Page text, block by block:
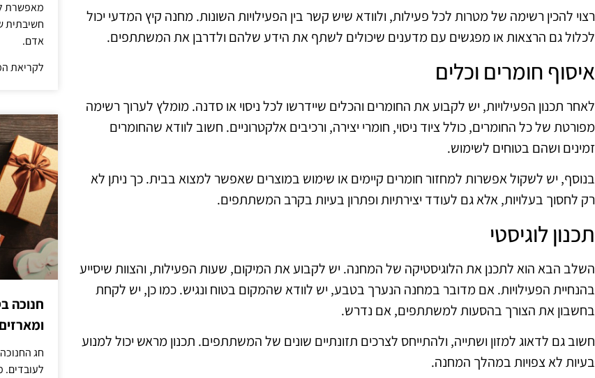
רצוי להכין רשימה של מטרות לכל פעילות, ולוודא שיש קשר בין הפעילויות השונות. מחנה קיץ המדעי יכול
לכלול גם הרצאות או מפגשים עם מדענים שיכולים לשתף את הידע שלהם ולדרבן את המשתתפים.
איסוף חומרים וכלים
לאחר תכנון הפעילויות, יש לקבוע את החומרים והכלים שיידרשו לכל ניסוי או סדנה. מומלץ לערוך רשימה
מפורטת של כל החומרים, כולל ציוד ניסוי, חומרי יצירה, ורכיבים אלקטרוניים. חשוב לוודא שהחומרים
זמינים ושהם בטוחים לשימוש.
בנוסף, יש לשקול אפשרות למחזור חומרים קיימים או שימוש במוצרים שאפשר למצוא בבית. כך ניתן לא
רק לחסוך בעלויות, אלא גם לעודד יצירתיות ופתרון בעיות בקרב המשתתפים.
תכנון לוגיסטי
השלב הבא הוא לתכנן את הלוגיסטיקה של המחנה. יש לקבוע את המיקום, שעות הפעילות, והצוות שיסייע
בהנחיית הפעילויות. אם מדובר במחנה הנערך בטבע, יש לוודא שהמקום בטוח ונגיש. כמו כן, יש לקחת
בחשבון את הצורך בהסעות למשתתפים, אם נדרש.
חשוב גם לדאוג למזון ושתייה, ולהתייחס לצרכים תזונתיים שונים של המשתתפים. תכנון מראש יכול למנוע
בעיות לא צפויות במהלך המחנה.
מאפשרת
חשיבתית
אדם.
לקריאת
חנוכה
חג
לעובדים.